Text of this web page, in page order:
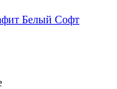
Белый Софт